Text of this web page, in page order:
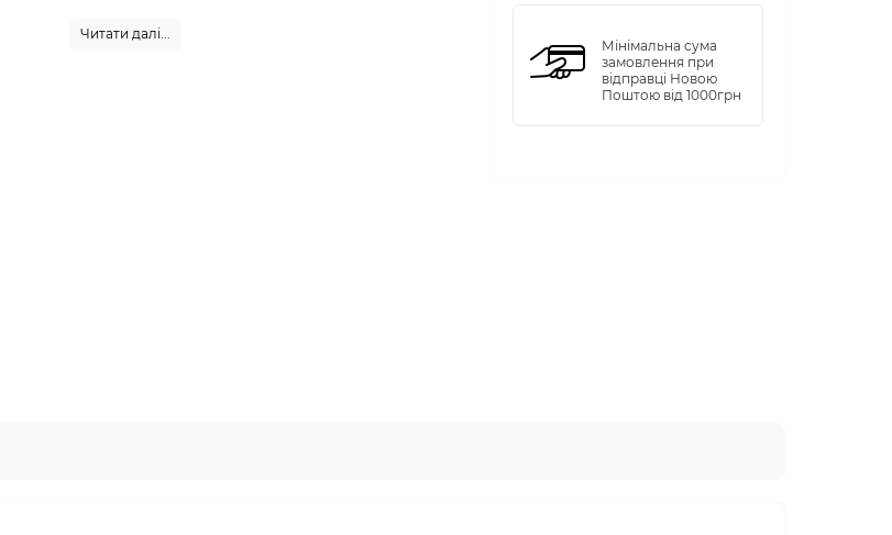
Читати далі...
Мінімальна сума
замовлення при
відправці Новою
Поштою від 1000грн